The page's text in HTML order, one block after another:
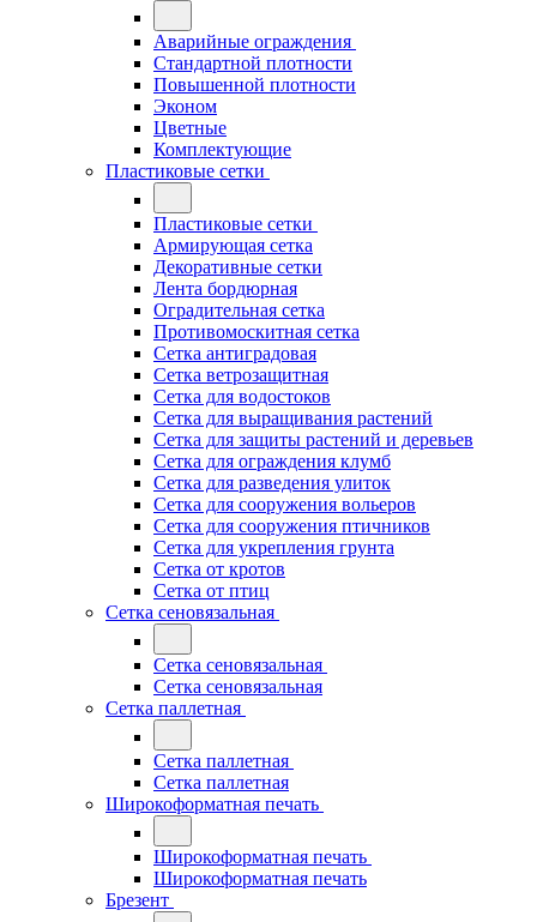
Аварийные ограждения
Стандартной плотности
Повышенной плотности
Эконом
Цветные
Комплектующие
Пластиковые сетки
Пластиковые сетки
Армирующая сетка
Декоративные сетки
Лента бордюрная
Оградительная сетка
Противомоскитная сетка
Сетка антиградовая
Сетка ветрозащитная
Сетка для водостоков
Сетка для выращивания растений
Сетка для защиты растений и деревьев
Сетка для ограждения клумб
Сетка для разведения улиток
Сетка для сооружения вольеров
Сетка для сооружения птичников
Сетка для укрепления грунта
Сетка от кротов
Сетка от птиц
Сетка сеновязальная
Сетка сеновязальная
Сетка сеновязальная
Сетка паллетная
Сетка паллетная
Сетка паллетная
Широкоформатная печать
Широкоформатная печать
Широкоформатная печать
Брезент